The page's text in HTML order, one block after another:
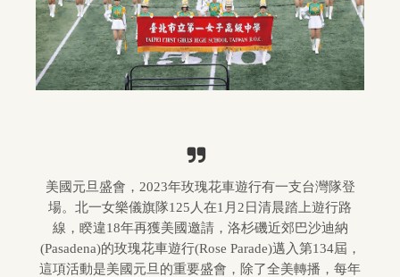
美國元旦盛會，2023年玫瑰花車遊行有一支台灣隊登
場。北一女樂儀旗隊125人在1月2日清晨踏上遊行路
線，睽違18年再獲美國邀請，洛杉磯近郊巴沙迪納
(Pasadena)的玫瑰花車遊行(Rose Parade)邁入第134屆，
這項活動是美國元旦的重要盛會，除了全美轉播，每年